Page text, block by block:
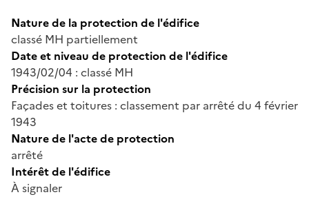
Nature de la protection de l'édifice
classé MH partiellement
Date et niveau de protection de l'édifice
1943/02/04 : classé MH
Précision sur la protection
Façades et toitures : classement par arrêté du 4 février
1943
Nature de l'acte de protection
arrêté
Intérêt de l'édifice
À signaler